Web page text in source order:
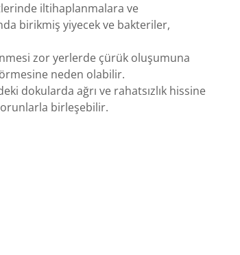
iltihaplanmalara ve
birikmiş yiyecek ve bakteriler,
zor yerlerde çürük oluşumuna
neden olabilir.
dokularda ağrı ve rahatsızlık hissine
birleşebilir.